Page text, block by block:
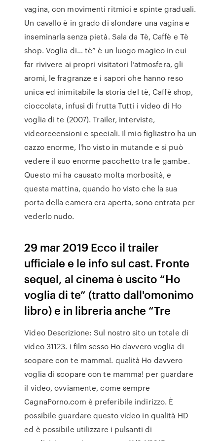
vagina, con movimenti ritmici e spinte graduali.
Un cavallo è in grado di sfondare una vagina e
inseminarla senza pietà. Sala da Tè, Caffè e Tè
shop. Voglia di… tè” è un luogo magico in cui
far rivivere ai propri visitatori l’atmosfera, gli
aromi, le fragranze e i sapori che hanno reso
unica ed inimitabile la storia del tè, Caffè shop,
cioccolata, infusi di frutta Tutti i video di Ho
voglia di te (2007). Trailer, interviste,
videorecensioni e speciali. Il mio figliastro ha un
cazzo enorme, l'ho visto in mutande e si può
vedere il suo enorme pacchetto tra le gambe.
Questo mi ha causato molta morbosità, e
questa mattina, quando ho visto che la sua
porta della camera era aperta, sono entrata per
vederlo nudo.
29 mar 2019 Ecco il trailer
ufficiale e le info sul cast. Fronte
sequel, al cinema è uscito “Ho
voglia di te” (tratto dall'omonimo
libro) e in libreria anche “Tre
Video Descrizione: Sul nostro sito un totale di
video 31123. i film sesso Ho davvero voglia di
scopare con te mamma!. qualità Ho davvero
voglia di scopare con te mamma! per guardare
il video, ovviamente, come sempre
CagnaPorno.com è preferibile indirizzo. È
possibile guardare questo video in qualità HD
ed è possibile utilizzare i pulsanti di